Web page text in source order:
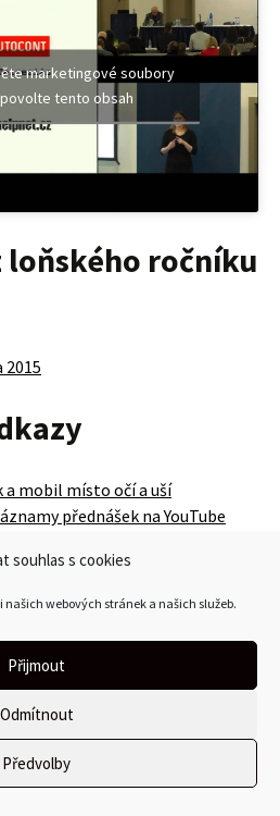
souhlas s cookies
webových stránek a našich služeb.
Přijmout
Odmítnout
Předvolby
marketingové soubory
tento obsah
loňského ročníku
a mobil místo očí a uší
přednášek na YouTube
řešení
technologie pro všechny
na přístupnost